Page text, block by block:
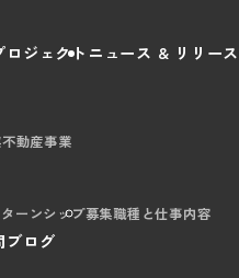
ロジェクト ニュース & リリース
不動産事業
ーンシップ募集職種と仕事内容
ブログ